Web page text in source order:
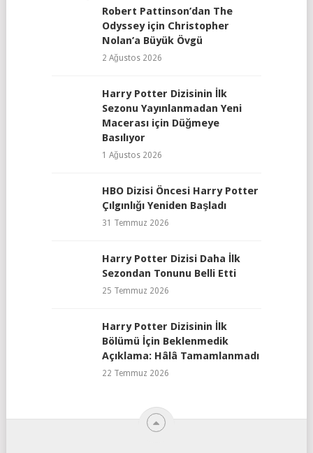
Robert Pattinson’dan The
Odyssey için Christopher
Nolan’a Büyük Övgü
2 Ağustos 2026
Harry Potter Dizisinin İlk
Sezonu Yayınlanmadan Yeni
Macerası için Düğmeye
Basılıyor
1 Ağustos 2026
HBO Dizisi Öncesi Harry Potter
Çılgınlığı Yeniden Başladı
31 Temmuz 2026
Harry Potter Dizisi Daha İlk
Sezondan Tonunu Belli Etti
25 Temmuz 2026
Harry Potter Dizisinin İlk
Bölümü İçin Beklenmedik
Açıklama: Hâlâ Tamamlanmadı
22 Temmuz 2026